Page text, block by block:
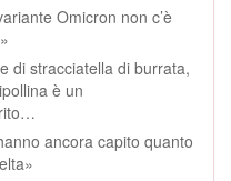
Omicron non c’è
di stracciatella di burrata,
è un
ancora capito quanto